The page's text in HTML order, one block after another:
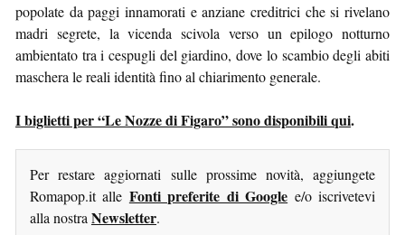
popolate da paggi innamorati e anziane creditrici che si rivelano
madri segrete, la vicenda scivola verso un epilogo notturno
ambientato tra i cespugli del giardino, dove lo scambio degli abiti
maschera le reali identità fino al chiarimento generale.
I biglietti per “Le Nozze di Figaro” sono disponibili qui.
Per restare aggiornati sulle prossime novità, aggiungete
Romapop.it alle Fonti preferite di Google e/o iscrivetevi
alla nostra Newsletter.